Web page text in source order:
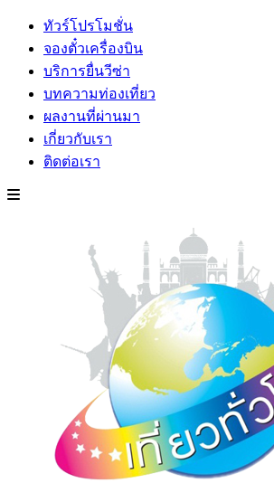
ทัวร์โปรโมชั่น
จองตั๋วเครื่องบิน
บริการยื่นวีซ่า
บทความท่องเที่ยว
ผลงานที่ผ่านมา
เกี่ยวกับเรา
ติดต่อเรา